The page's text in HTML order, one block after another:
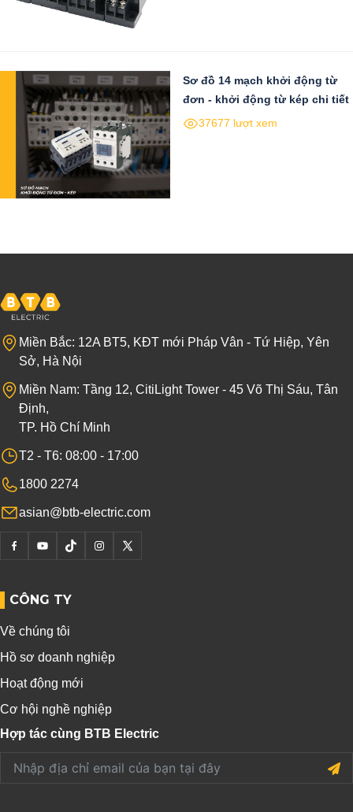
Sơ đồ 14 mạch khởi động từ
đơn - khởi động từ kép chi tiết
37677 lượt xem
Miền Bắc: 12A BT5, KĐT mới Pháp Vân - Tứ Hiệp, Yên
Sở, Hà Nội
Miền Nam: Tầng 12, CitiLight Tower - 45 Võ Thị Sáu, Tân
Định,
TP. Hồ Chí Minh
T2 - T6: 08:00 - 17:00
1800 2274
asian@btb-electric.com
CÔNG TY
Về chúng tôi
Hồ sơ doanh nghiệp
Hoạt động mới
Cơ hội nghề nghiệp
Hợp tác cùng BTB Electric